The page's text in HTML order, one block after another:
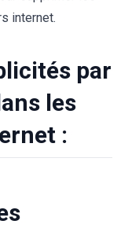
internet.
par
les
: